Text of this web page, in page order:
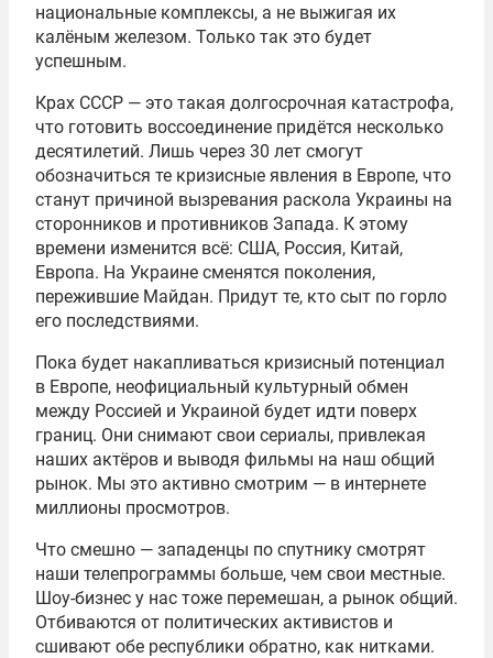
национальные комплексы, а не выжигая их
калёным железом. Только так это будет
успешным.
Крах СССР — это такая долгосрочная катастрофа,
что готовить воссоединение придётся несколько
десятилетий. Лишь через 30 лет смогут
обозначиться те кризисные явления в Европе, что
станут причиной вызревания раскола Украины на
сторонников и противников Запада. К этому
времени изменится всё: США, Россия, Китай,
Европа. На Украине сменятся поколения,
пережившие Майдан. Придут те, кто сыт по горло
его последствиями.
Пока будет накапливаться кризисный потенциал
в Европе, неофициальный культурный обмен
между Россией и Украиной будет идти поверх
границ. Они снимают свои сериалы, привлекая
наших актёров и выводя фильмы на наш общий
рынок. Мы это активно смотрим — в интернете
миллионы просмотров.
Что смешно — западенцы по спутнику смотрят
наши телепрограммы больше, чем свои местные.
Шоу-бизнес у нас тоже перемешан, а рынок общий.
Отбиваются от политических активистов и
сшивают обе республики обратно, как нитками.